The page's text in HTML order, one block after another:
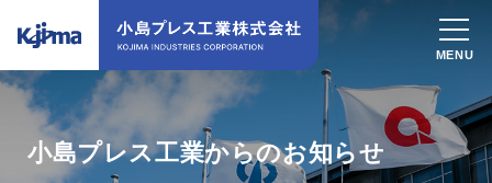
小島プレス工業からのお知らせ